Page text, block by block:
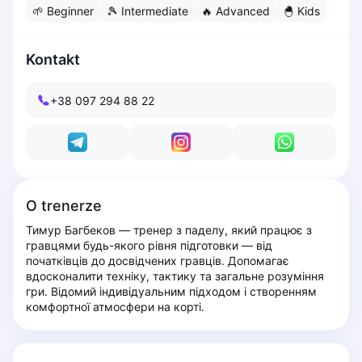
Dabrowa Gornicza
Gdynia
Kielce
Kościerzyna
Krakow
Legionowo
Lodz
Lublin
Nowy Sącz
🌱 Beginner 🎾 Intermediate 🔥 Advanced 🐣 Kids
Kontakt
+38 097 294 88 22
O trenerze
Тимур Багбеков — тренер з паделу, який працює з
гравцями будь-якого рівня підготовки — від
початківців до досвідчених гравців. Допомагає
вдосконалити техніку, тактику та загальне розуміння
гри. Відомий індивідуальним підходом і створенням
комфортної атмосфери на корті.